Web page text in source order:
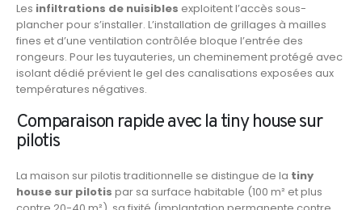
Les infiltrations de nuisibles exploitent l’accès sous-
plancher pour s’installer. L’installation de grillages à mailles
fines et d’une ventilation contrôlée bloque l’entrée des
rongeurs. Pour les tuyauteries, un cheminement protégé avec
isolant dédié prévient le gel des canalisations exposées aux
températures négatives.
Comparaison rapide avec la tiny house sur
pilotis
La maison sur pilotis traditionnelle se distingue de la tiny
house sur pilotis par sa surface habitable (100 m² et plus